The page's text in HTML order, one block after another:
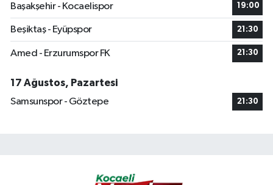
Başakşehir - Kocaelispor
19:00
Beşiktaş - Eyüpspor 21:30
Amed - Erzurumspor FK 21:30
17 Ağustos, Pazartesi
Samsunspor - Göztepe
21:30